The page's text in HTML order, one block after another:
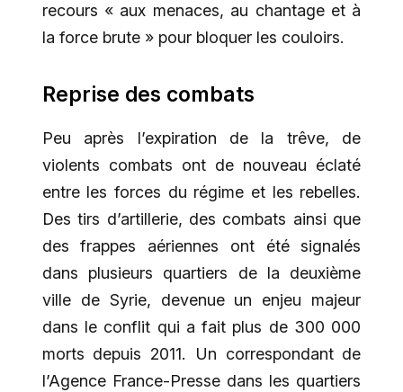
recours « aux menaces, au chantage et à
la force brute » pour bloquer les couloirs.
Reprise des combats
Peu après l’expiration de la trêve, de
violents combats ont de nouveau éclaté
entre les forces du régime et les rebelles.
Des tirs d’artillerie, des combats ainsi que
des frappes aériennes ont été signalés
dans plusieurs quartiers de la deuxième
ville de Syrie, devenue un enjeu majeur
dans le conflit qui a fait plus de 300 000
morts depuis 2011. Un correspondant de
l’Agence France-Presse dans les quartiers